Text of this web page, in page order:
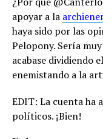
apoyar a la
haya sido por las
Pelopony. Sería
acabase dividiendo
enemistando a la
EDIT: La cuenta ha
políticos. ¡Bien!